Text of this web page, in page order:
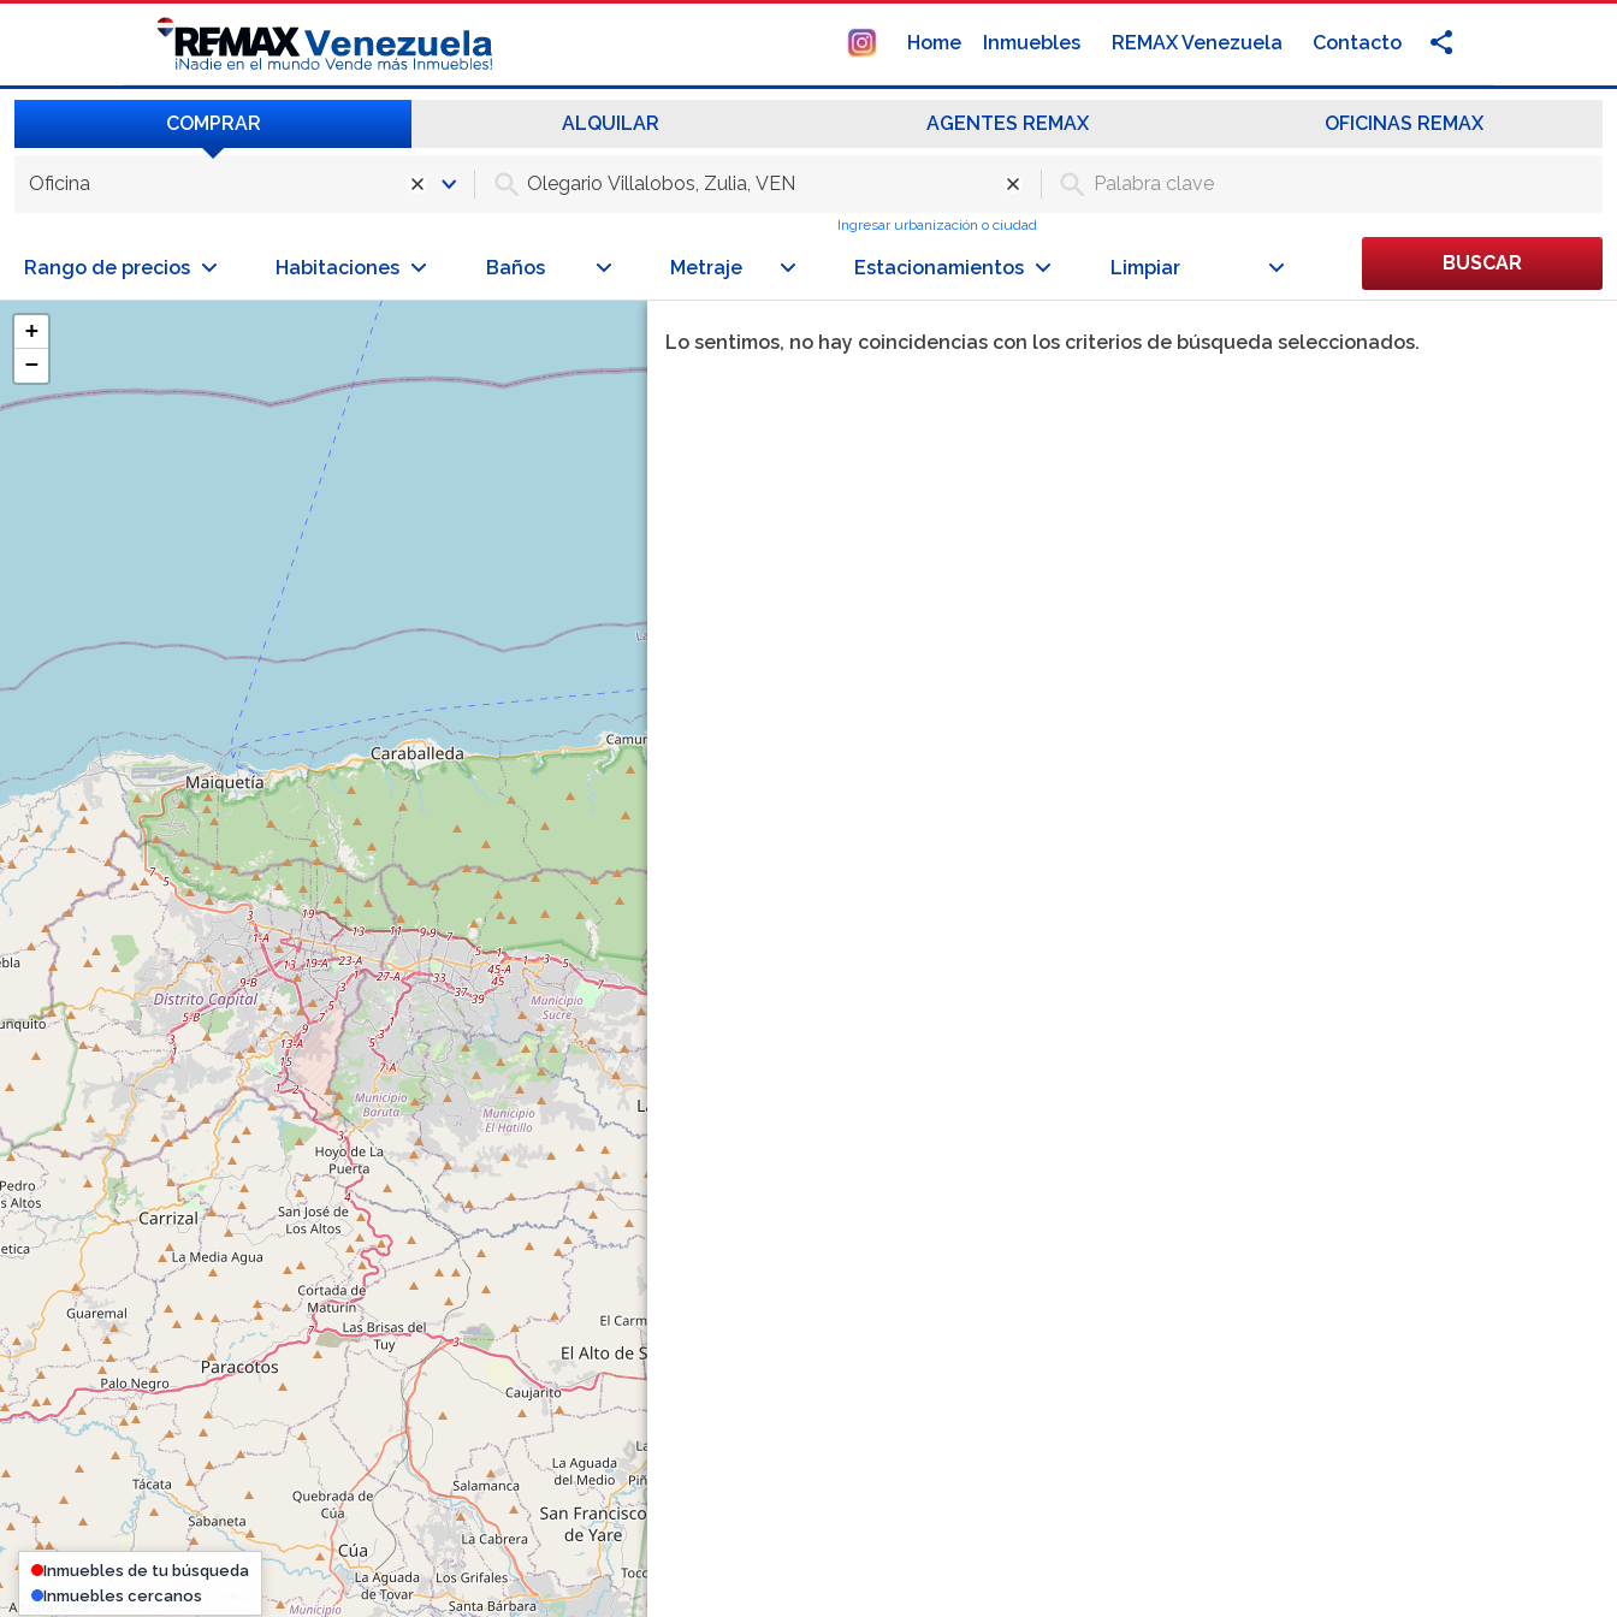
Home Inmuebles REMAX Venezuela Contacto
COMPRAR ALQUILAR AGENTES REMAX OFICINAS REMAX
Oficina
Ingresar urbanización o ciudad
Rango de precios Habitaciones Baños Metraje Estacionamientos Limpiar BUSCAR
+
−
Inmuebles de tu búsqueda
Inmuebles cercanos
Lo sentimos, no hay coincidencias con los criterios de búsqueda seleccionados.